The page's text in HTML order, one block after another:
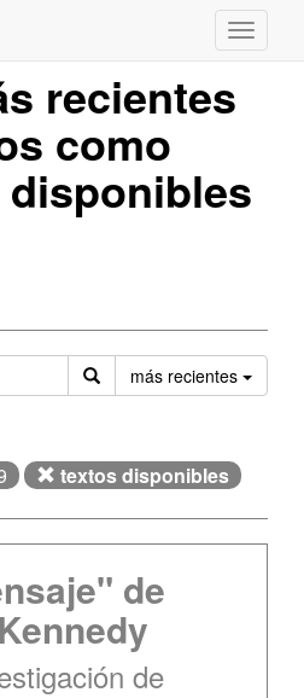
recientes
como
disponibles
más recientes
textos disponibles
de
de